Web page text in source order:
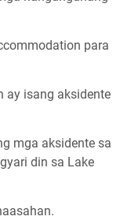
para
ay isang aksidente
mga aksidente sa
din sa Lake